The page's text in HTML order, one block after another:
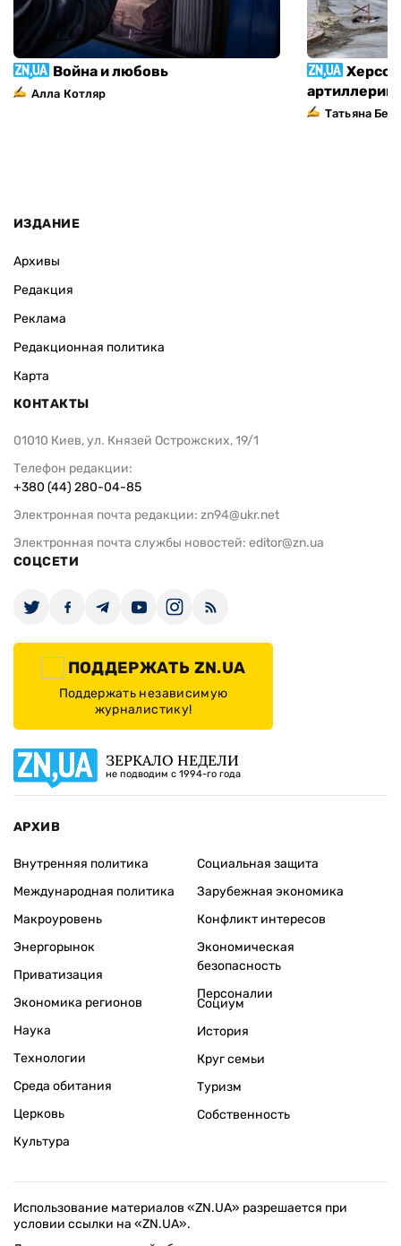
Война и любовь
Алла Котляр
Татьяна
ИЗДАНИЕ
Архивы
Редакция
Реклама
Редакционная политика
Карта
КОНТАКТЫ
01010 Киев, ул. Князей Острожских, 19/1
Телефон редакции:
+380 (44) 280-04-85
Электронная почта редакции: zn94@ukr.net
Электронная почта службы новостей: editor@zn.ua
СОЦСЕТИ
ПОДДЕРЖАТЬ ZN.UA
Поддержать независимую
журналистику!
ЗЕРКАЛО НЕДЕЛИ
не подводим с 1994-го года
АРХИВ
Внутренняя политика
Международная политика
Макроуровень
Энергорынок
Приватизация
Экономика регионов
Социальная защита
Зарубежная экономика
Конфликт интересов
Экономическая
безопасность
Персоналии
Наука
Технологии
Среда обитания
Церковь
Культура
Социум
История
Круг семьи
Туризм
Собственность
Использование материалов «ZN.UA» разрешается при
условии ссылки на «ZN.UA».